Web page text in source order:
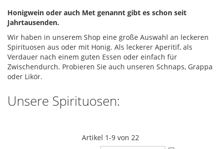
Honigwein oder auch Met genannt gibt es schon seit
Jahrtausenden.
Wir haben in unserem Shop eine große Auswahl an leckeren
Spirituosen aus oder mit Honig. Als leckerer Aperitif, als
Verdauer nach einem guten Essen oder einfach für
Zwischendurch. Probieren Sie auch unseren Schnaps, Grappa
oder Likör.
Unsere Spirituosen:
Artikel 1-9 von 22